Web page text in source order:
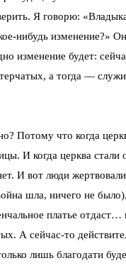
Я говорю:
нибудь изменение?»
изменение будет:
а тогда —
Потому что когда
И когда церква стали
И вот люди
шла, ничего не
платье отдаст…
А сейчас-то
лишь благодати